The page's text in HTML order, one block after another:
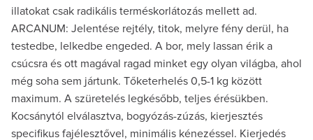
illatokat csak radikális terméskorlátozás mellett ad.
ARCANUM: Jelentése rejtély, titok, melyre fény derül, ha
testedbe, lelkedbe engeded. A bor, mely lassan érik a
csúcsra és ott magával ragad minket egy olyan világba, ahol
még soha sem jártunk. Tőketerhelés 0,5-1 kg között
maximum. A szüretelés legkésőbb, teljes érésükben.
Kocsánytól elválasztva, bogyózás-zúzás, kierjesztés
specifikus fajélesztővel, minimális kénezéssel. Kierjedés